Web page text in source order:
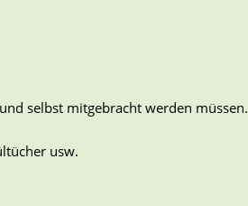
selbst mitgebracht werden müssen.
usw.